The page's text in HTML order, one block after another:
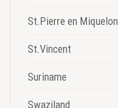
St.Pierre en Miquelon
St.Vincent
Suriname
Swaziland